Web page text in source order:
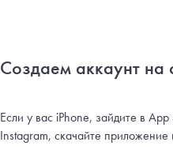
Создаем аккаунт на
Если у вас iPhone, зайдите в
Instagram, скачайте